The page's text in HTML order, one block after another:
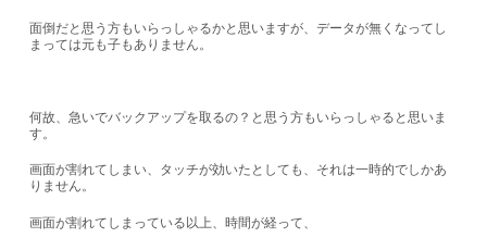
面倒だと思う方もいらっしゃるかと思いますが、データが無くなってし
まっては元も子もありません。
何故、急いでバックアップを取るの？と思う方もいらっしゃると思いま
す。
画面が割れてしまい、タッチが効いたとしても、それは一時的でしかあ
りません。
画面が割れてしまっている以上、時間が経って、